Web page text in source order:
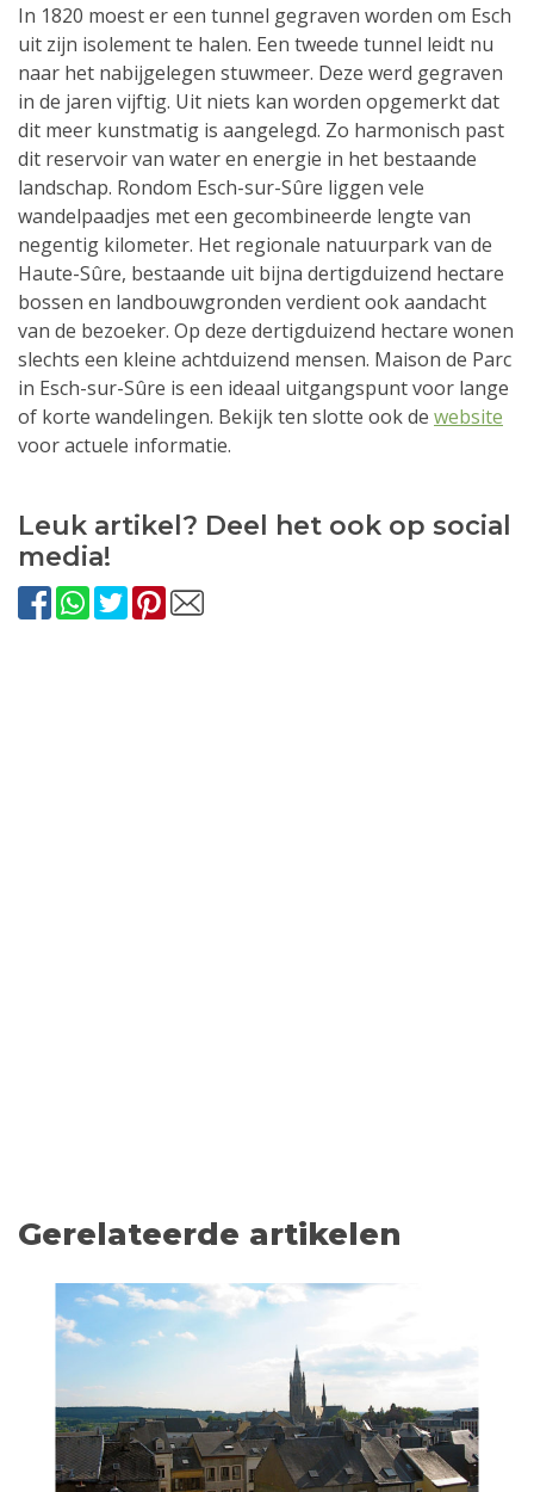
In 1820 moest er een tunnel gegraven worden om Esch
uit zijn isolement te halen. Een tweede tunnel leidt nu
naar het nabijgelegen stuwmeer. Deze werd gegraven
in de jaren vijftig. Uit niets kan worden opgemerkt dat
dit meer kunstmatig is aangelegd. Zo harmonisch past
dit reservoir van water en energie in het bestaande
landschap. Rondom Esch-sur-Sûre liggen vele
wandelpaadjes met een gecombineerde lengte van
negentig kilometer. Het regionale natuurpark van de
Haute-Sûre, bestaande uit bijna dertigduizend hectare
bossen en landbouwgronden verdient ook aandacht
van de bezoeker. Op deze dertigduizend hectare wonen
slechts een kleine achtduizend mensen. Maison de Parc
in Esch-sur-Sûre is een ideaal uitgangspunt voor lange
of korte wandelingen. Bekijk ten slotte ook de website
voor actuele informatie.
Leuk artikel? Deel het ook op social
media!
Gerelateerde artikelen